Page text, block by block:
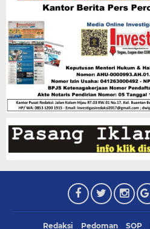
Redaksi Pedoman SOP